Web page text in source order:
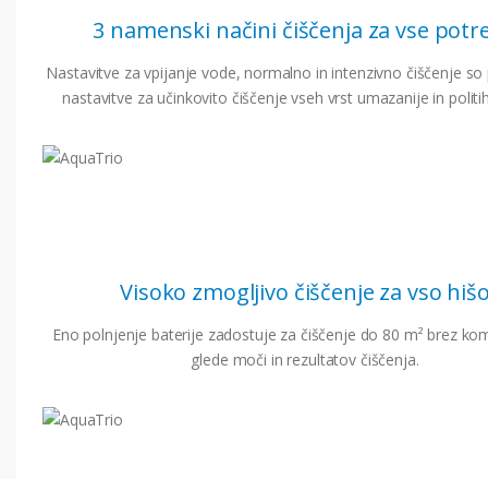
3 namenski načini čiščenja za vse
Nastavitve za vpijanje vode, normalno in intenzivno čiščenje
nastavitve za učinkovito čiščenje vseh vrst umazanije in
Visoko zmogljivo čiščenje za vso
Eno polnjenje baterije zadostuje za čiščenje do 80 m² brez
glede moči in rezultatov čiščenja.